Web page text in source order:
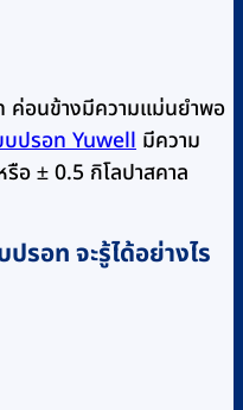
ค่อนข้างมีความแม่นยำพอ
บปรอท Yuwell มีความ
อ ± 0.5 กิโลปาสคาล
รอท จะรู้ได้อย่างไร